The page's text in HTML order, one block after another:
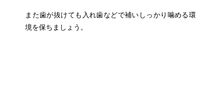
また歯が抜けても入れ歯などで補いしっかり噛める環
境を保ちましょう。